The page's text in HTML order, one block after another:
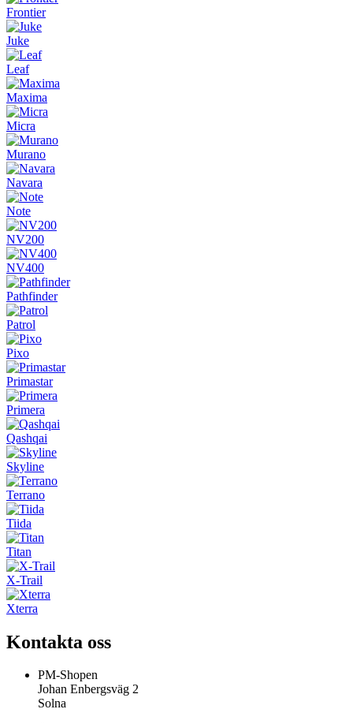
Frontier
Juke
Leaf
Maxima
Micra
Murano
Navara
Note
NV200
NV400
Pathfinder
Patrol
Pixo
Primastar
Primera
Qashqai
Skyline
Terrano
Tiida
Titan
X-Trail
Xterra
Kontakta oss
PM-Shopen
Johan Enbergsväg 2
Solna